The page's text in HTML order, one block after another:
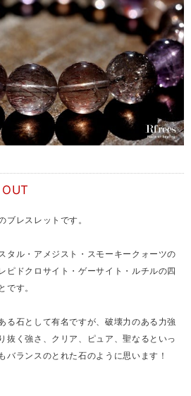
ブレスレットです。
タル・アメジスト・スモーキークォーツの
ピドクロサイト・ゲーサイト・ルチルの四
です。
る石として有名ですが、破壊力のある力強
抜く強さ、クリア、ピュア、聖なるといっ
バランスのとれた石のように思います！